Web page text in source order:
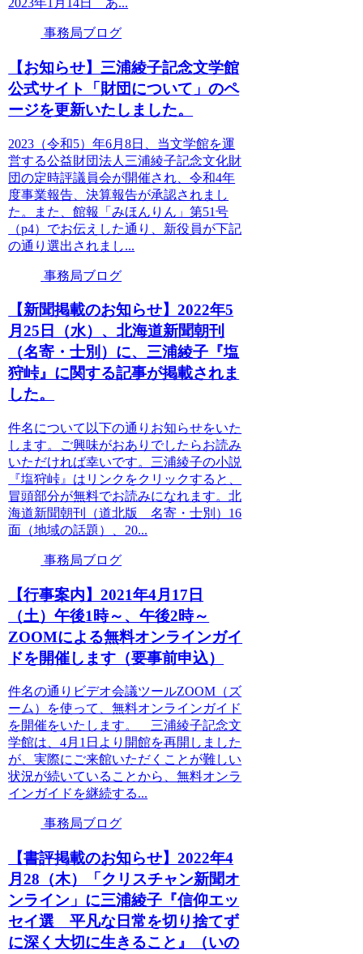
2023年1月14日 あ...
事務局ブログ
【お知らせ】三浦綾子記念文学館
公式サイト「財団について」のペ
ージを更新いたしました。
2023（令和5）年6月8日、当文学館を運
営する公益財団法人三浦綾子記念文化財
団の定時評議員会が開催され、令和4年
度事業報告、決算報告が承認されまし
た。また、館報「みほんりん」第51号
（p4）でお伝えした通り、新役員が下記
の通り選出されまし...
事務局ブログ
【新聞掲載のお知らせ】2022年5
月25日（水）、北海道新聞朝刊
（名寄・士別）に、三浦綾子『塩
狩峠』に関する記事が掲載されま
した。
件名について以下の通りお知らせをいた
します。ご興味がおありでしたらお読み
いただければ幸いです。三浦綾子の小説
『塩狩峠』はリンクをクリックすると、
冒頭部分が無料でお読みになれます。北
海道新聞朝刊（道北版 名寄・士別）16
面（地域の話題）、20...
事務局ブログ
【行事案内】2021年4月17日
（土）午後1時～、午後2時～
ZOOMによる無料オンラインガイ
ドを開催します（要事前申込）
件名の通りビデオ会議ツールZOOM（ズ
ーム）を使って、無料オンラインガイド
を開催をいたします。 三浦綾子記念文
学館は、4月1日より開館を再開しました
が、実際にご来館いただくことが難しい
状況が続いていることから、無料オンラ
インガイドを継続する...
事務局ブログ
【書評掲載のお知らせ】2022年4
月28（木）「クリスチャン新聞オ
ンライン」に三浦綾子『信仰エッ
セイ選 平凡な日常を切り捨てず
に深く大切に生きること』（いの